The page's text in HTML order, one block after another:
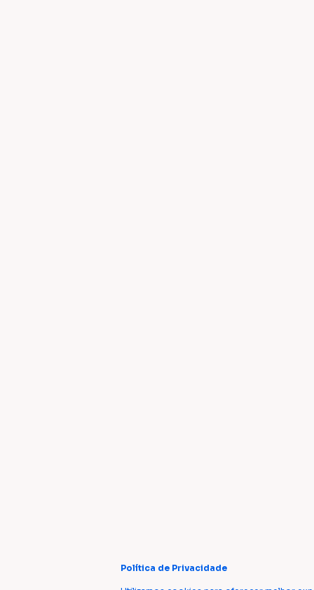
Política de Privacidade